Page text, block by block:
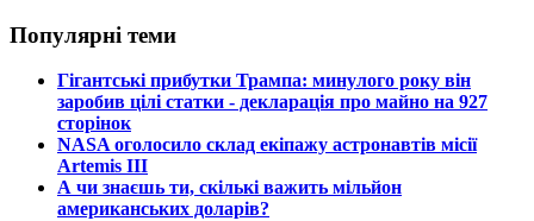
Популярні теми
​Гігантські прибутки Трампа: минулого року він
заробив цілі статки - декларація про майно на 927
сторінок
​NASA оголосило склад екіпажу астронавтів місії
Artemis III
​А чи знаєшь ти, скількі важить мільйон
американських доларів?